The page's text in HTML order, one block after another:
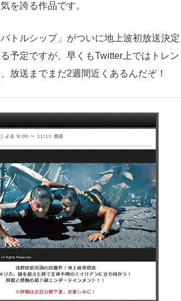
を誇る作品です。
トルシップ」がついに地上波初放送決
予定ですが、早くもTwitter上ではトレ
放送までまだ2週間近くあるんだぞ！